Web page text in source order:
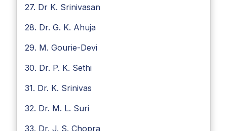
27. Dr K. Srinivasan
28. Dr. G. K. Ahuja
29. M. Gourie-Devi
30. Dr. P. K. Sethi
31. Dr. K. Srinivas
32. Dr. M. L. Suri
33. Dr. J. S. Chopra